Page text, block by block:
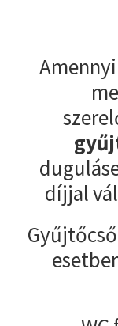
díjjal